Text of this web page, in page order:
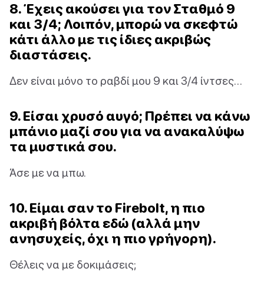
8. Έχεις ακούσει για τον Σταθμό 9
και 3/4; Λοιπόν, μπορώ να σκεφτώ
κάτι άλλο με τις ίδιες ακριβώς
διαστάσεις.
Δεν είναι μόνο το ραβδί μου 9 και 3/4 ίντσες…
9. Είσαι χρυσό αυγό; Πρέπει να κάνω
μπάνιο μαζί σου για να ανακαλύψω
τα μυστικά σου.
Άσε με να μπω.
10. Είμαι σαν το Firebolt, η πιο
ακριβή βόλτα εδώ (αλλά μην
ανησυχείς, όχι η πιο γρήγορη).
Θέλεις να με δοκιμάσεις;